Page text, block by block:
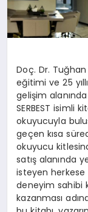
Doç. Dr.
eğitimi ve 25
gelişim alanında
SERBEST isimli
okuyucuyla
geçen kısa
okuyucu
satış alanında
isteyen herkese
deneyim sahibi
kazanması